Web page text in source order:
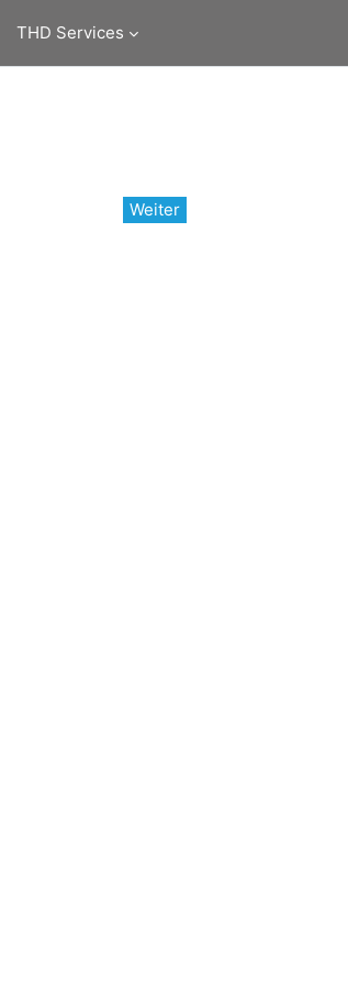
THD Services
Weiter